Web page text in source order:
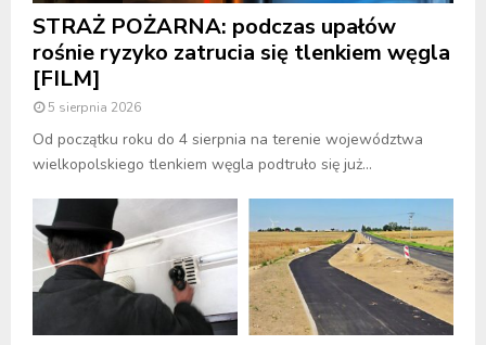
STRAŻ POŻARNA: podczas upałów
rośnie ryzyko zatrucia się tlenkiem węgla
[FILM]
5 sierpnia 2026
Od początku roku do 4 sierpnia na terenie województwa
wielkopolskiego tlenkiem węgla podtruło się już...